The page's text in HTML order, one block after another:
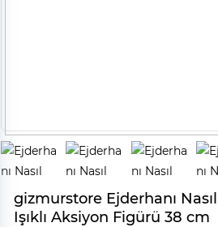
gizmurstore Ejderhanı
Işıklı Aksiyon Figürü 38 cm